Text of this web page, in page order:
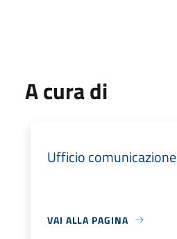
A cura di
Ufficio comunicazione
VAI ALLA PAGINA